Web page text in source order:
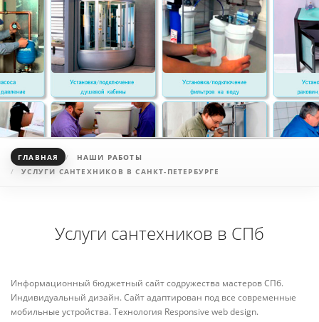
ГЛАВНАЯ
НАШИ РАБОТЫ
УСЛУГИ САНТЕХНИКОВ В САНКТ-ПЕТЕРБУРГЕ
Услуги сантехников в СПб
Информационный бюджетный сайт содружества мастеров СПб.
Индивидуальный дизайн. Сайт адаптирован под все современные
мобильные устройства. Технология Responsive web design.